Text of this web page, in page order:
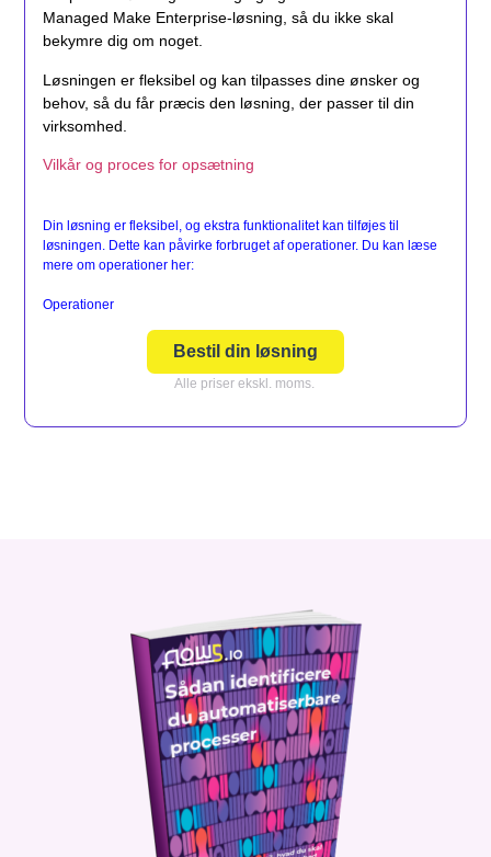
Managed Make Enterprise-løsning, så du ikke skal
bekymre dig om noget.
Løsningen er fleksibel og kan tilpasses dine ønsker og
behov, så du får præcis den løsning, der passer til din
virksomhed.
Vilkår og proces for opsætning
Din løsning er fleksibel, og ekstra funktionalitet kan tilføjes til
løsningen. Dette kan påvirke forbruget af operationer. Du kan læse
mere om operationer her:
Operationer
Bestil din løsning
Alle priser ekskl. moms.